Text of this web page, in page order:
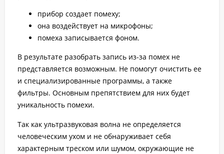
прибор создает помеху;
она воздействует на микрофоны;
помеха записывается фоном.
В результате разобрать запись из-за помех не
представляется возможным. Не помогут очистить ее
и специализированные программы, а также
фильтры. Основным препятствием для них будет
уникальность помехи.
Так как ультразвуковая волна не определяется
человеческим ухом и не обнаруживает себя
характерным треском или шумом, окружающие не